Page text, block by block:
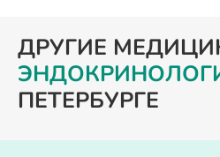
ДРУГИЕ
ПЕТЕРБУРГЕ